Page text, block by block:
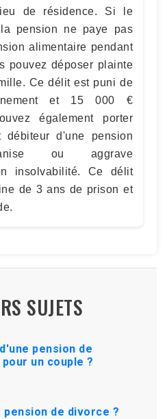
de résidence. Si le
pension ne paye pas
alimentaire pendant
pouvez déposer plainte
Ce délit est puni de
et 15 000 €
également porter
d'une pension
ou aggrave
insolvabilité. Ce délit
de 3 ans de prison et
SUJETS
pension de
un couple ?
de divorce ?